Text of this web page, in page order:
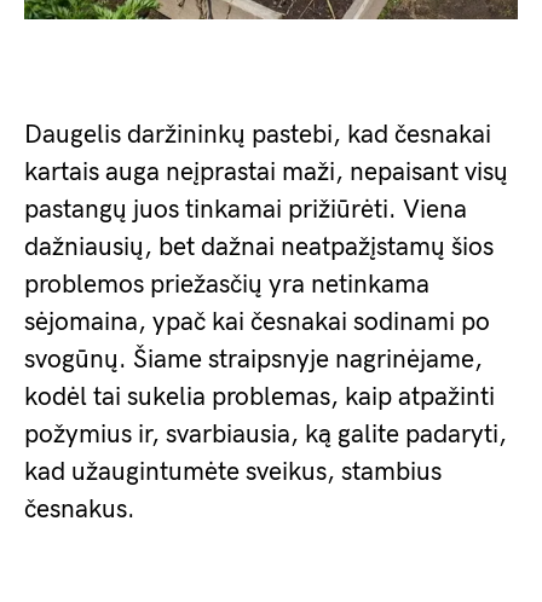
Daugelis daržininkų pastebi, kad česnakai
kartais auga neįprastai maži, nepaisant visų
pastangų juos tinkamai prižiūrėti. Viena
dažniausių, bet dažnai neatpažįstamų šios
problemos priežasčių yra netinkama
sėjomaina, ypač kai česnakai sodinami po
svogūnų. Šiame straipsnyje nagrinėjame,
kodėl tai sukelia problemas, kaip atpažinti
požymius ir, svarbiausia, ką galite padaryti,
kad užaugintumėte sveikus, stambius
česnakus.